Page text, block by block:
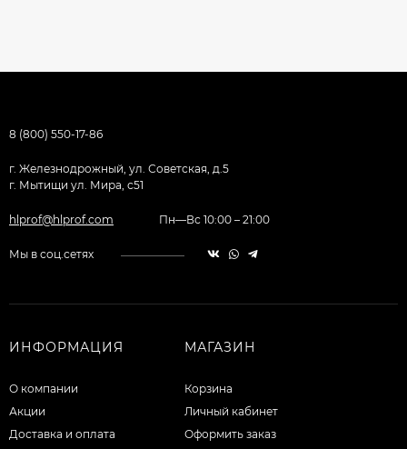
8 (800) 550-17-86
г. Железнодрожный, ул. Советская, д.5
г. Мытищи ул. Мира, с51
hlprof@hlprof.com Пн—Вс 10:00 – 21:00
Мы в соц.сетях
ИНФОРМАЦИЯ
О компании
Акции
Доставка и оплата
МАГАЗИН
Корзина
Личный кабинет
Оформить заказ